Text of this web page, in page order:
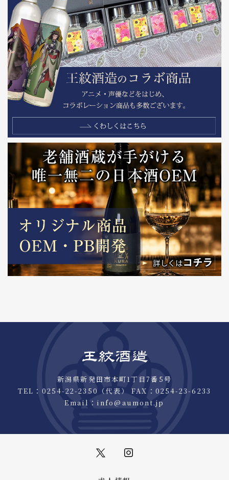
新潟県新発田市本町1丁目7番5号
TEL： 0254-22-2350 （代表） FAX：0254-23-6233
Email： info@aumont.jp